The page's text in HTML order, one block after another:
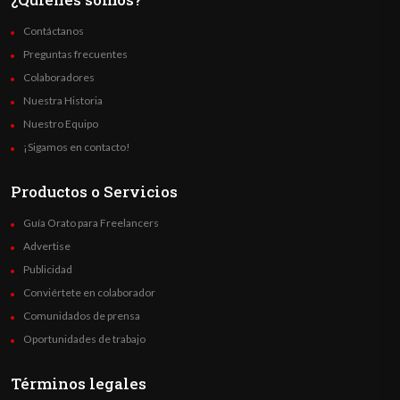
Contáctanos
Preguntas frecuentes
Colaboradores
Nuestra Historia
Nuestro Equipo
¡Sigamos en contacto!
Productos o Servicios
Guía Orato para Freelancers
Advertise
Publicidad
Conviértete en colaborador
Comunidados de prensa
Oportunidades de trabajo
Términos legales